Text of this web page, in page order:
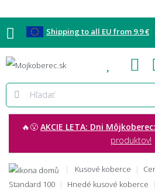
Shipping to all EU from 9.9 €
Blog Kontakt
🔥😮 AKCIE LETA: Dni Môjkoberec:
produktov!
Kusové koberce
Standard 100
Hnedé kusové koberce